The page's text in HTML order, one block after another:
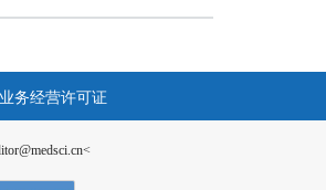
务经营许可证